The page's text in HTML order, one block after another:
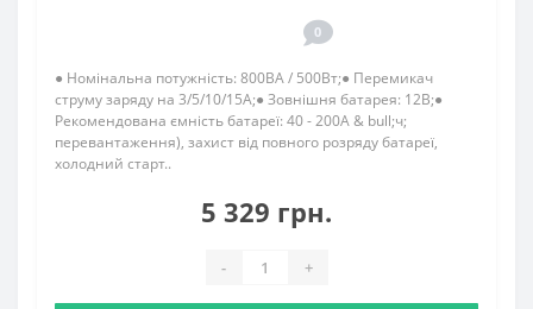
0
● Номінальна потужність: 800ВА / 500Вт;● Перемикач
струму заряду на 3/5/10/15А;● Зовнішня батарея: 12В;●
Рекомендована ємність батареї: 40 - 200А & bull;ч;
перевантаження), захист від повного розряду батареї,
холодний старт..
5 329 грн.
- +